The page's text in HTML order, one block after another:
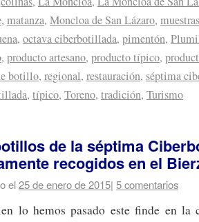
, matanza, Moncloa de San Lázaro,
, octava ciberbotillada, pimentón,
, producto artesano, producto típico,
botillo, regional, restauración, séptima
, típico, Toreno, tradición, Turismo
de la séptima
recogidos en el
el25 de enero de 2015| 5 comentarios
lo hemos pasado este finde en la